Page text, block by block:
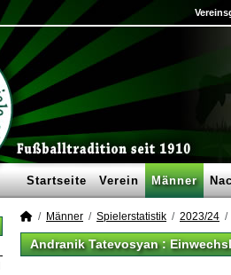
Startseite Verein Männer
Männer Spielerstatistik 2023/24
Andranik Tatevosyan :